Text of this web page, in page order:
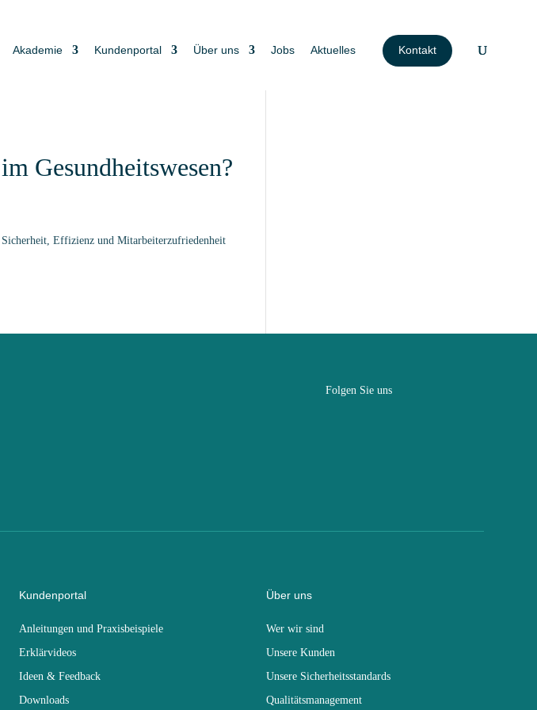
Akademie Kundenportal Über uns Jobs Aktuelles Kontakt
Gesundheitswesen?
Sicherheit, Effizienz und Mitarbeiterzufriedenheit
Folgen Sie uns
Kundenportal
Anleitungen und Praxisbeispiele
Erklärvideos
Ideen & Feedback
Downloads
Über uns
Wer wir sind
Unsere Kunden
Unsere Sicherheitsstandards
Qualitätsmanagement